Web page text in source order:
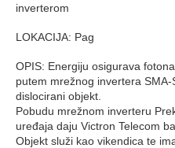
inverterom
LOKACIJA: Pag
OPIS: Energiju osigurava
putem mrežnog invertera
dislocirani objekt.
Pobudu mrežnom inverteru
uređaja daju Victron Telecom
Objekt služi kao vikendica te